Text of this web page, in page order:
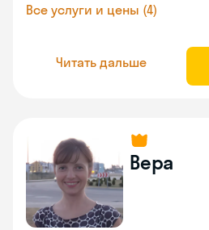
Все услуги и цены (4)
Читать дальше
Вера